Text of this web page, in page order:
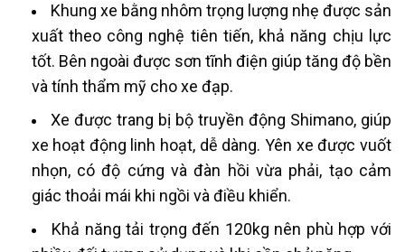
Khung xe bằng nhôm trọng lượng nhẹ được sản
xuất theo công nghệ tiên tiến, khả năng chịu lực
tốt. Bên ngoài được sơn tĩnh điện giúp tăng độ bền
và tính thẩm mỹ cho xe đạp.
Xe được trang bị bộ truyền động Shimano, giúp
xe hoạt động linh hoạt, dễ dàng. Yên xe được vuốt
nhọn, có độ cứng và đàn hồi vừa phải, tạo cảm
giác thoải mái khi ngồi và điều khiển.
Khả năng tải trọng đến 120kg nên phù hợp với